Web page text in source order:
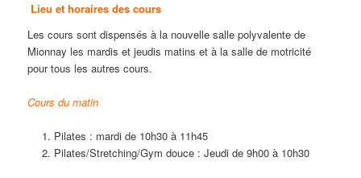
Lieu et horaires des cours
Les cours sont dispensés à la nouvelle salle polyvalente de
Mionnay les mardis et jeudis matins et à la salle de motricité
pour tous les autres cours.
Cours du matin
Pilates : mardi de 10h30 à 11h45
Pilates/Stretching/Gym douce : Jeudi de 9h00 à 10h30